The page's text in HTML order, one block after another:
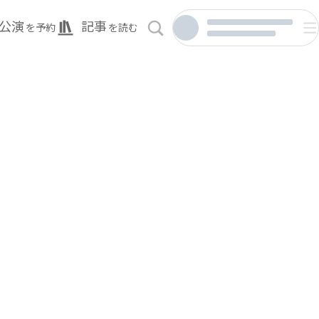
公演 を予約 記事 を読む